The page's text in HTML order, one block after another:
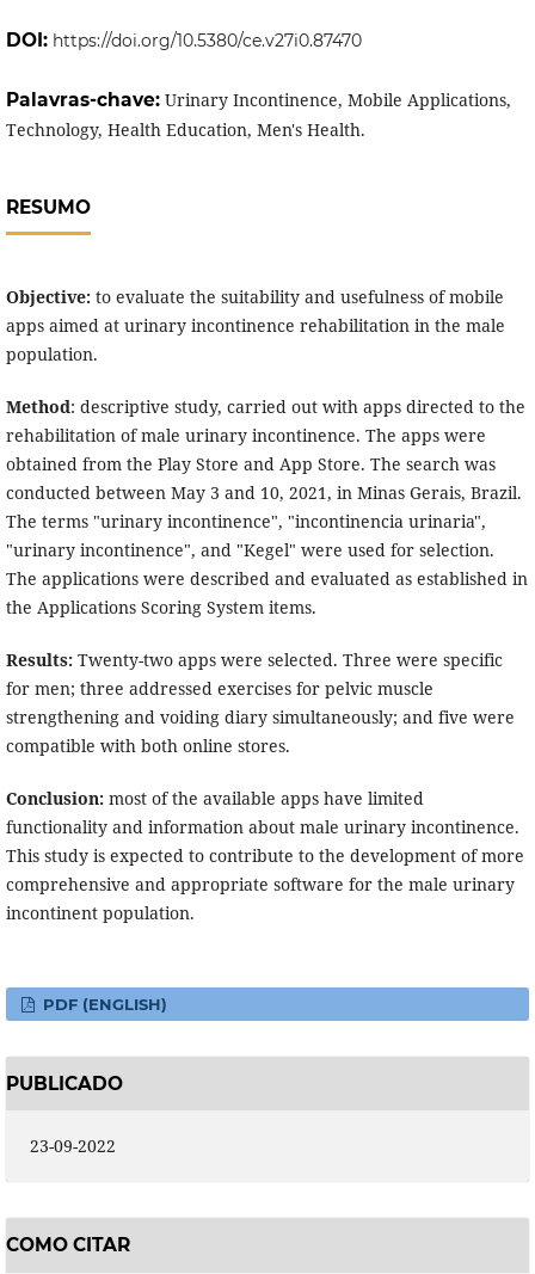
DOI: https://doi.org/10.5380/ce.v27i0.87470
Palavras-chave: Urinary Incontinence, Mobile Applications,
Technology, Health Education, Men's Health.
RESUMO
Objective: to evaluate the suitability and usefulness of mobile
apps aimed at urinary incontinence rehabilitation in the male
population.
Method: descriptive study, carried out with apps directed to the
rehabilitation of male urinary incontinence. The apps were
obtained from the Play Store and App Store. The search was
conducted between May 3 and 10, 2021, in Minas Gerais, Brazil.
The terms "urinary incontinence", "incontinencia urinaria",
"urinary incontinence", and "Kegel" were used for selection.
The applications were described and evaluated as established in
the Applications Scoring System items.
Results: Twenty-two apps were selected. Three were specific
for men; three addressed exercises for pelvic muscle
strengthening and voiding diary simultaneously; and five were
compatible with both online stores.
Conclusion:most of the available apps have limited
functionality and information about male urinary incontinence.
This study is expected to contribute to the development of more
comprehensive and appropriate software for the male urinary
incontinent population.
PDF (ENGLISH)
PUBLICADO
23-09-2022
COMO CITAR